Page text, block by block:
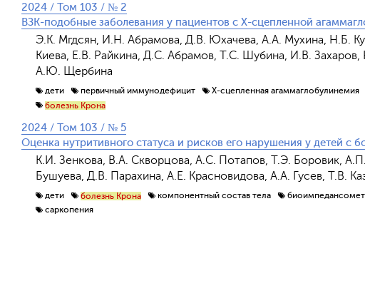
2024 / Том 103 / № 2
ВЗК-подобные заболевания у пациентов с Х-сцепленной
Э.К. Мгдсян, И.Н. Абрамова, Д.В. Юхачева, А.А. Мухина, Н.Б.
Киева, Е.В. Райкина, Д.С. Абрамов, Т.С. Шубина, И.В.
А.Ю. Щербина
дети первичный иммунодефицит Х-сцепленная агаммаглобулинемия
болезнь Крона
2024 / Том 103 / № 5
Оценка нутритивного статуса и рисков его нарушения у детей с
К.И. Зенкова, В.А. Скворцова, А.С. Потапов, Т.Э. Боровик,
Бушуева, Д.В. Парахина, А.Е. Красновидова, А.А. Гусев, Т.В.
дети болезнь Крона компонентный состав тела
саркопения